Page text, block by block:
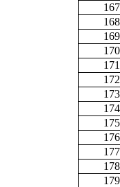
167
168
169
170
171
172
173
174
175
176
177
178
179